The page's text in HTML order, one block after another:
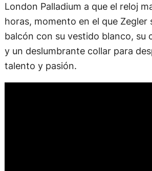
London Palladium a que el reloj
horas, momento en el que Zegler
balcón con su vestido blanco, su
y un deslumbrante collar para
talento y pasión.